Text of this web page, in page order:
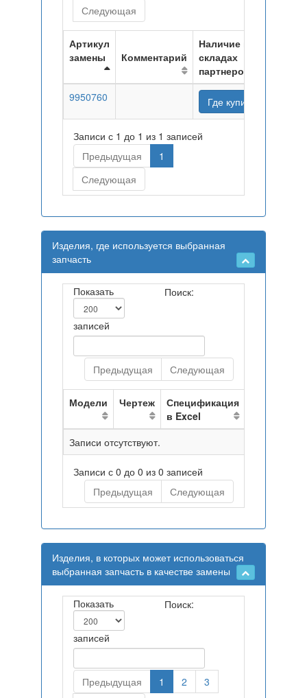
Следующая
Артикул
замены
Комментарий
Наличие на
складах
партнеров
9950760
Где купить
Записи с 1 до 1 из 1 записей
Предыдущая
1
Следующая
Изделия, где используется выбранная
запчасть
Показать
записей
Поиск:
Предыдущая Следующая
Модели Чертеж
Спецификация
в Excel
Записи отсутствуют.
Записи с 0 до 0 из 0 записей
Предыдущая
Следующая
Изделия, в которых может использоваться
выбранная запчасть в качестве замены
Показать
записей
Поиск:
Предыдущая 1 2 3